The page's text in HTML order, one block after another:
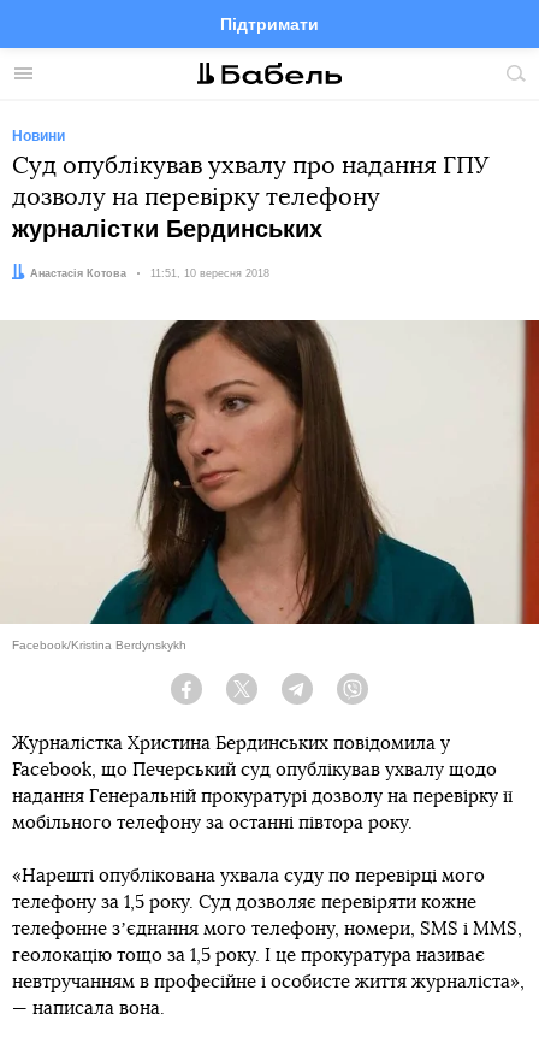
Меню
Підтримати
FacebookTelegramTwitter
Новини
Суд опублікував ухвалу про надання ГПУ
дозволу на перевірку телефону
журналістки Бердинських
Автор:
Анастасія Котова Дата:
11:51, 10 вересня 2018
Facebook/Kristina Berdynskykh
Facebook Twitter Telegram
Журналістка Христина Бердинських повідомила у
Facebook, що Печерський суд опублікував ухвалу щодо
надання Генеральній прокуратурі дозволу на перевірку її
мобільного телефону за останні півтора року.
«Нарешті опублікована ухвала суду по перевірці мого
телефону за 1,5 року. Суд дозволяє перевіряти кожне
телефонне зʼєднання мого телефону, номери, SMS i MMS,
геолокацію тощо за 1,5 року. І це прокуратура називає
невтручанням в професійне і особисте життя журналіста»,
— написала вона.